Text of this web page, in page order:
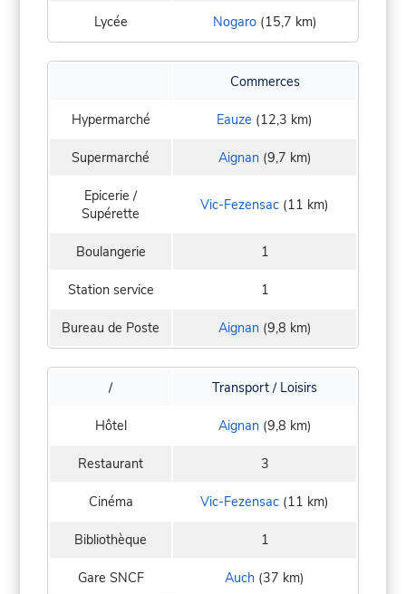
Lycée Nogaro(15,7 km)
Commerces
Hypermarché Eauze (12,3 km)
Supermarché Aignan(9,7 km)
Epicerie /
Supérette
Vic-Fezensac (11 km)
Boulangerie 1
Station service 1
Bureau de Poste Aignan(9,8 km)
/ Transport / Loisirs
Hôtel Aignan(9,8 km)
Restaurant 3
Cinéma Vic-Fezensac (11 km)
Bibliothèque 1
Gare SNCF Auch (37 km)